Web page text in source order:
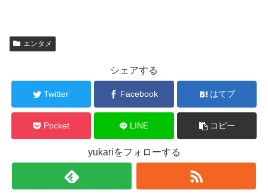
エンタメ
シェアする
Twitter Facebook はてブ
Pocket LINE コピー
yukariをフォローする